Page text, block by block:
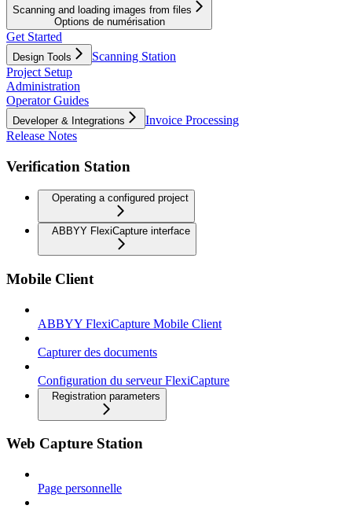
Scanning and loading images from files
Options de numérisation
Get Started
Design Tools
Scanning Station
Project Setup
Administration
Operator Guides
Developer & Integrations
Invoice Processing
Release Notes
Verification Station
Operating a configured project
ABBYY FlexiCapture interface
Mobile Client
ABBYY FlexiCapture Mobile Client
Capturer des documents
Configuration du serveur FlexiCapture
Registration parameters
Web Capture Station
Page personnelle